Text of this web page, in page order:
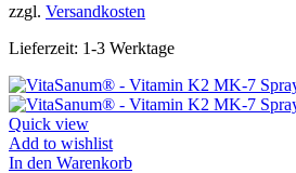
zzgl. Versandkosten
Lieferzeit: 1-3 Werktage
Quick view
Add to wishlist
In den Warenkorb